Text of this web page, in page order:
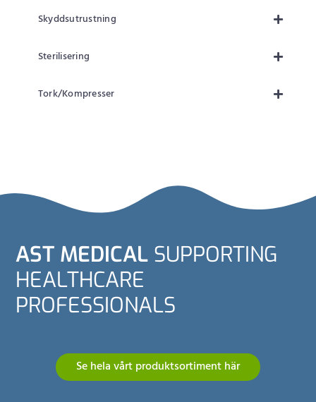
Skyddsutrustning
Sterilisering
Tork/Kompresser
AST MEDICAL SUPPORTING
HEALTHCARE
PROFESSIONALS
Se hela vårt produktsortiment här